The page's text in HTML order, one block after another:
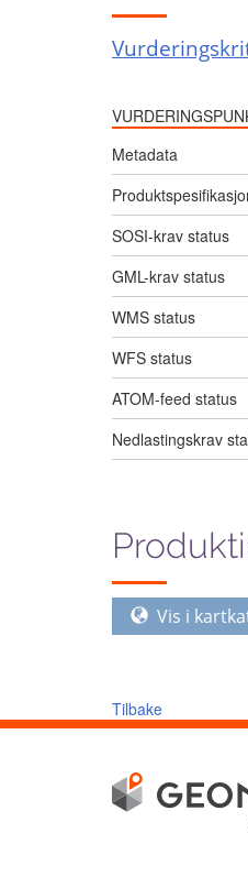
Metadata
SOSI-krav status
GML-krav status
WMS status
WFS status
ATOM-feed status
Nedlastingskrav
Vis i
Tilbake